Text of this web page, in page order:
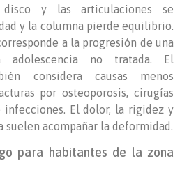
disco y las articulaciones se
y la columna pierde equilibrio.
a la progresión de una
adolescencia no tratada. El
considera causas menos
por osteoporosis, cirugías
infecciones. El dolor, la rigidez y
suelen acompañar la deformidad.
para habitantes de la zona